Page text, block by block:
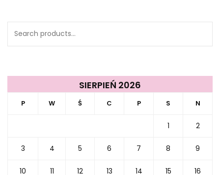
Search
SIERPIEŃ 2026
P W Ś C P S N
1 2
3 4 5 6 7 8 9
10 11 12 13 14 15 16